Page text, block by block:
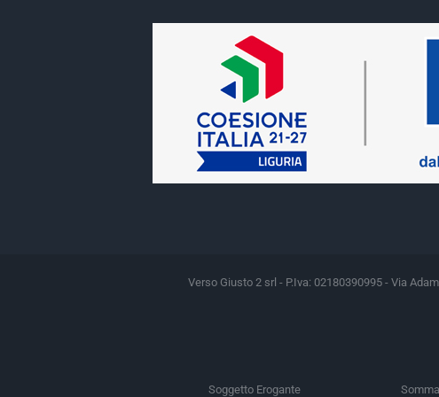
Verso Giusto 2 srl - P.Iva: 02180390995 - Via
Soggetto Erogante